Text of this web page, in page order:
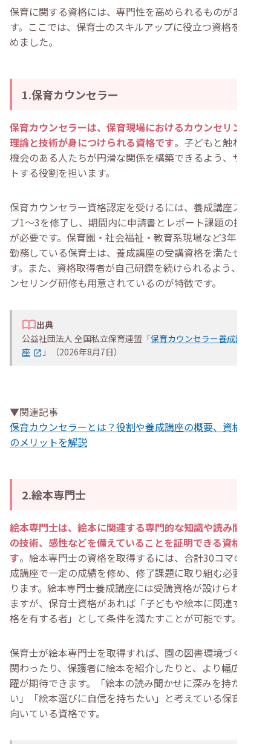
・医療保育専門士
・ 認定病児保育スペシャリスト
・ 【保護者支援】保育士のスキルアップ資格おすすめ3選
・1.育児セラピスト
・1.保育防災スペシャリスト
・2.こども環境管理士
・ 保育士がスキルアップでプラスアルファの資格取得する
メリット
・同僚や保護者からの信頼度が上がる
・ やりがいと自己成長を維持できる
・経験の幅が増えてキャリアアップに繋がる
・保育士がスキルアップのために資格を取得する方法
通信講座を受ける
・ 研修に参加する
・保育士のスキルアップ資格に関してよくある質問
・保育士が持っていると役立つ資格は何ですか？
・ 保育士の給料が上がる関連資格はありますか？
・まとめ
保育に関する資格には、専門性を高められるものがありま
す。ここでは、保育士のスキルアップに役立つ資格をまと
めました。
1.保育カウンセラー
保育カウンセラーは、保育現場におけるカウンセリングの
理論と技術が身につけられる資格です。子どもと触れ合う
機会のある人たちが円滑な関係を構築できるよう、サポー
トする役割を担います。
保育カウンセラー資格認定を受けるには、養成講座ステッ
プ1～3を修了し、期間内に申請書とレポート課題の提出
が必要です。保育園・社会福祉・教育系現場など3年以上
勤務している保育士は、養成講座の受講資格を満たせま
す。また、資格取得者が自己研鑽を続けられるよう、カウ
ンセリング研修も用意されているのが特徴です。
出典
公益社団法人 全国私立保育連盟「保育カウンセラー養成講
座
」（2026年8月7日）
▼関連記事
保育カウンセラーとは？役割や養成講座の概要、資格取得
のメリットを解説
2.絵本専門士
絵本専門士は、絵本に関連する専門的な知識や読み聞かせ
の技術、感性などを備えていることを証明できる資格で
す。絵本専門士の資格を取得するには、合計30コマの養
成講座で一定の成績を修め、修了課題に取り組む必要があ
ります。絵本専門士養成講座には受講資格が設けられてい
ますが、保育士資格があれば「子どもや絵本に関連する資
格を有する者」として条件を満たすことが可能です。
保育士が絵本専門士を取得すれば、園の図書環境づくりに
関わったり、保護者に絵本を紹介したりと、より幅広い活
躍が期待できます。「絵本の読み聞かせに深みを持たせた
い」「絵本選びに自信を持ちたい」と考えている保育士に
向いている資格です。